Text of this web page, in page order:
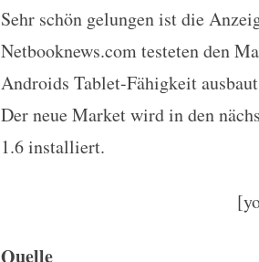
Sehr schön gelungen ist die
Netbooknews.com testeten den
Androids Tablet-Fähigkeit
Der neue Market wird in den
1.6 installiert.
Quelle